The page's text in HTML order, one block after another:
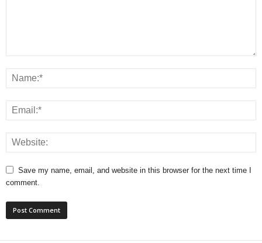
Save my name, email, and website in this browser for the next time I
comment.